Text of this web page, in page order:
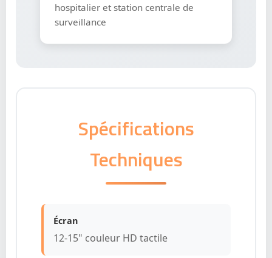
hospitalier et station centrale de
surveillance
Spécifications
Techniques
Écran
12-15" couleur HD tactile